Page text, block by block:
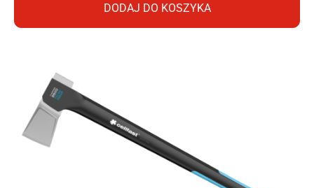
DODAJ DO KOSZYKA